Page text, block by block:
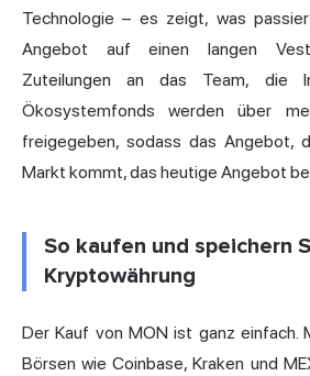
Technologie – es zeigt, was
Angebot auf einen langen
Zuteilungen an das Team, die
Ökosystemfonds werden über
freigegeben, sodass das Angebot,
Markt kommt, das heutige Angebot
So kaufen und speichern
Kryptowährung
Der Kauf von MON ist ganz einfach.
Börsen wie Coinbase, Kraken und